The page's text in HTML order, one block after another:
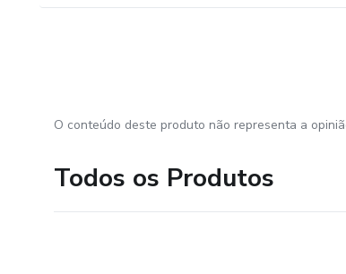
O conteúdo deste produto não representa a
Todos os Produtos